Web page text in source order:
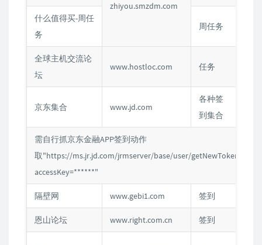
zhiyou.smzdm.com
什么值得买-周任
务
周任务
全球主机交流论
坛
www.hostloc.com 任务
京东集合 www.jd.com
各种签
到集合
需自行抓京东金融APP签到动作
取"https://ms.jr.jd.com/jrmserver/base/user/
accessKey=******"
隔壁网 www.gebi1.com 签到
恩山论坛 www.right.com.cn 签到